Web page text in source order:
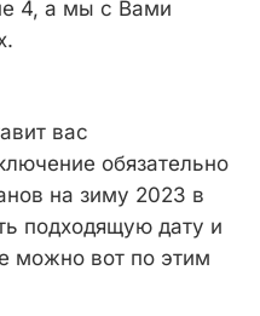
4, а мы с Вами
вас
обязательно
на зиму 2023 в
подходящую дату и
можно вот по этим